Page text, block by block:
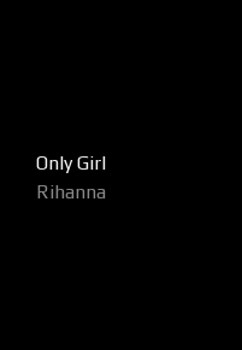
Only Girl
Rihanna